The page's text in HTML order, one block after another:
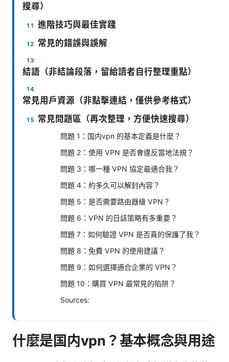
搜尋）
進階技巧與最佳實踐
常見的錯誤與誤解
結語（非結論段落，留給讀者自行整理重點）
常見用戶資源（非點擊連結，僅供參考格式）
常見問題區（再次整理，方便快速搜尋）
問題 1：国内vpn 的基本定義是什麼？
問題 2：使用 VPN 是否會違反當地法規？
問題 3：哪一種 VPN 協定最適合我？
問題 4：約多久可以解封內容？
問題 5：是否需要路由器級 VPN？
問題 6：VPN 的日誌策略有多重要？
問題 7：如何驗證 VPN 是否真的保護了我？
問題 8：免費 VPN 的使用建議？
問題 9：如何選擇適合企業的 VPN？
問題 10：購買 VPN 最常見的陷阱？
Sources:
什麼是国内vpn？基本概念與用途